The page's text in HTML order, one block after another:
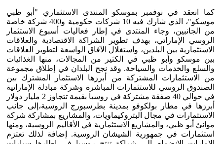
كما انعقد في نوفمبر بموسكو المنتدى الاستثماري "أبو ظبي
موسكو"، الذي شارك فيه 10 شركات حكومية و400 شركة خاصة
من الجانبين، وجاء المنتدى في إطار فعاليات أسبوع الاستثمار
الروسي الإماراتي، بهدف تطوير الشراكة الاقتصادية والعلاقات
الاستثمارية بين البلدين، واستغلال الآفاق الواسعة لتطوير العلاقات
بين موسكو وأبو ظبي في الكثير من المجالات، منها الغذائيات
والسلع والخدمات والسياحة. وقد نجح البلدان في إطلاق مجموعة
من الاستثمارات المشتركة من أبرزها الاستثمار المشترك بين
الصندوق الروسي للاستثمارات المباشرة وشركة مبادلة الإماراتية
في حوالي 40 صفقة مشتركة في روسيا بقيمة تتجاوز 2 مليار دولار
أبرزها في مطار بولكوفو بمدينة بطرسبورج الروسية،إلى جانب
الاستثمارات في مجال البتروكيماويات، والمشاريع بمشاركة شركة
موانئ أبو ظبي، والمشاريع الاستثمارية في الأقاليم الروسية، ومنها
استثمارات في جمهورية الشيشان الروسية. إضافة لذلك تعتزم